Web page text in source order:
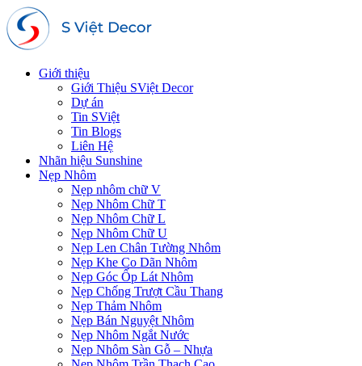
Giới thiệu
Giới Thiệu SViệt Decor
Dự án
Tin SViệt
Tin Blogs
Liên Hệ
Nhãn hiệu Sunshine
Nẹp Nhôm
Nẹp nhôm chữ V
Nẹp Nhôm Chữ T
Nẹp Nhôm Chữ L
Nẹp Nhôm Chữ U
Nẹp Len Chân Tường Nhôm
Nẹp Khe Co Dãn Nhôm
Nẹp Góc Ốp Lát Nhôm
Nẹp Chống Trượt Cầu Thang
Nẹp Thảm Nhôm
Nẹp Bán Nguyệt Nhôm
Nẹp Nhôm Ngắt Nước
Nẹp Nhôm Sàn Gỗ – Nhựa